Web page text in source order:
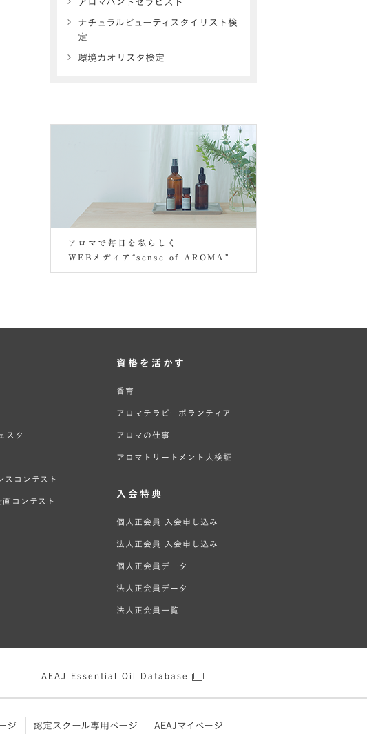
ナチュラルビューティスタイリスト検
定
環境カオリスタ検定
アロマで毎日を私らしく
WEBメディア“sense of AROMA”
スタ
スコンテスト
コンテスト
資格を活かす
香育
アロマテラピーボランティア
アロマの仕事
アロマトリートメント大検証
入会特典
個人正会員 入会申し込み
法人正会員 入会申し込み
個人正会員データ
法人正会員データ
法人正会員一覧
AEAJ Essential Oil Database
ジ 認定スクール専用ページ AEAJマイページ